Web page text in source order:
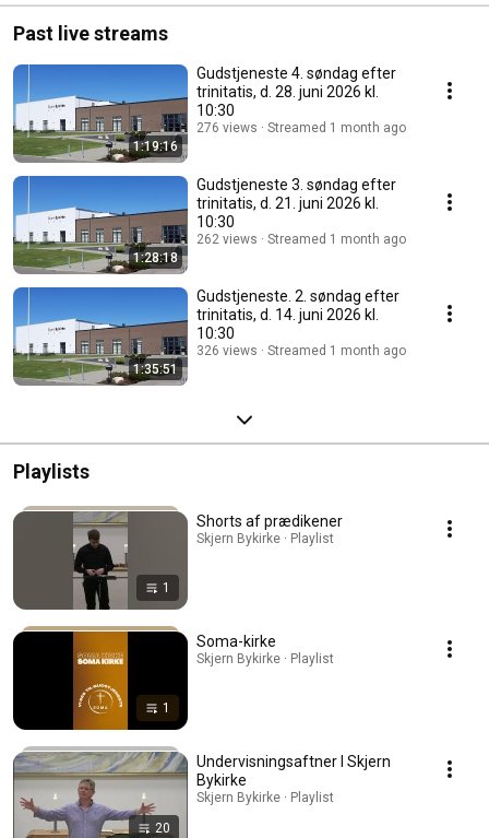
Past live streams
1:19:16
Gudstjeneste 4. søndag efter
trinitatis, d. 28. juni 2026 kl.
10:30
276 views Streamed 1 month ago
1:28:18
Gudstjeneste 3. søndag efter
trinitatis, d. 21. juni 2026 kl.
10:30
262 views Streamed 1 month ago
1:35:51
Gudstjeneste. 2. søndag efter
trinitatis, d. 14. juni 2026 kl.
10:30
326 views Streamed 1 month ago
Playlists
1
Shorts af prædikener
Skjern Bykirke · Playlist
1
Soma-kirke
Skjern Bykirke · Playlist
20
Undervisningsaftner I Skjern
Bykirke
Skjern Bykirke · Playlist